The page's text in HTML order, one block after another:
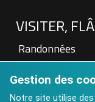
VISITER,
Randonnées
Patrimoine
Visite à la Ferme
Gestion des
Notre site utilise